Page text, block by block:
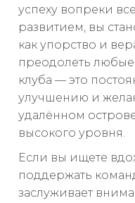
успеху вопреки
развитием, вы
как упорство и
преодолеть
клуба — это
улучшению и
удалённом
высокого уровня.
Если вы ищете
поддержать
заслуживает